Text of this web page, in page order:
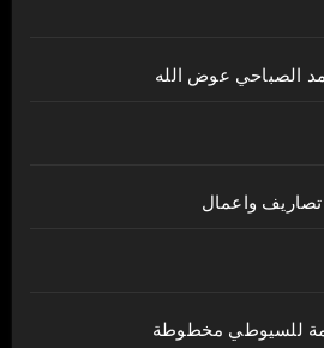
الصباحي عوض الله
واعمال
للسيوطي مخطوطة